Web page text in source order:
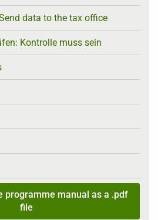
data to the tax office
Kontrolle muss sein
programme manual as a .pdf
file